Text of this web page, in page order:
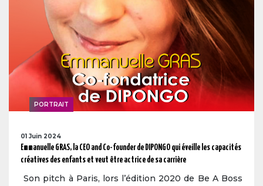
PORTRAIT
01 Juin 2024
Emmanuelle GRAS, la CEO and Co-founder de DIPONGO qui éveille les capacités
créatives des enfants et veut être actrice de sa carrière
Son pitch à Paris, lors l’édition 2020 de Be A Boss